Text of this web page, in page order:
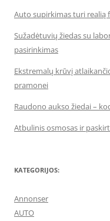
Auto supirkimas turi realią
Sužadėtuvių žiedas su
pasirinkimas
Ekstremalų krūvį
pramonei
Raudono aukso žiedai –
Atbulinis osmosas ir
KATEGORIJOS:
Annonser
AUTO